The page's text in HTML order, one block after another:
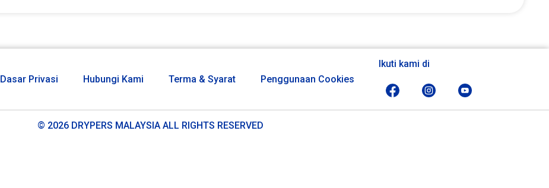
Dasar Privasi Hubungi Kami Terma & Syarat Penggunaan Cookies
Ikuti kami di
© 2026 DRYPERS MALAYSIA ALL RIGHTS RESERVED